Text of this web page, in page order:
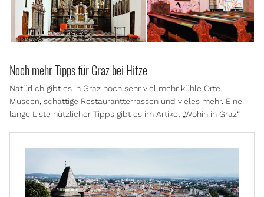
Noch mehr Tipps für Graz bei Hitze
Natürlich gibt es in Graz noch sehr viel mehr kühle Orte.
Museen, schattige Restaurantterrassen und vieles mehr. Eine
lange Liste nützlicher Tipps gibt es im Artikel „Wohin in Graz“